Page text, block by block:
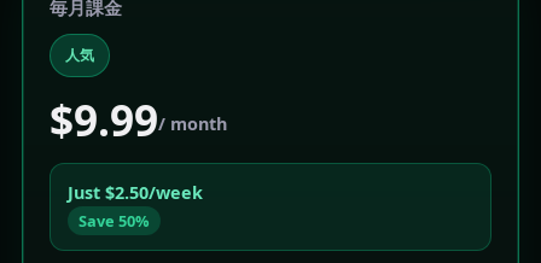
毎月課金
人気
$9.99/ month
Just $2.50/week
Save 50%